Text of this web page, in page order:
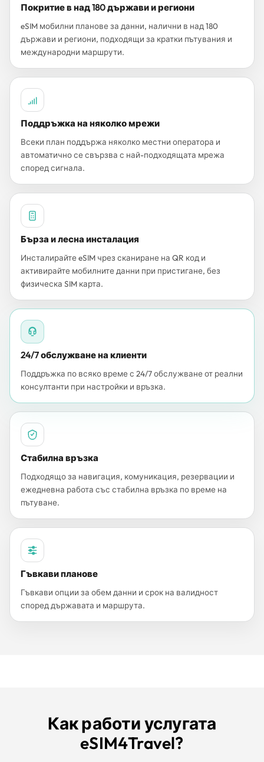
Покритие в над 180 държави и региони
eSIM мобилни планове за данни, налични в над 180
държави и региони, подходящи за кратки пътувания и
международни маршрути.
Поддръжка на няколко мрежи
Всеки план поддържа няколко местни оператора и
автоматично се свързва с най-подходящата мрежа
според сигнала.
Бърза и лесна инсталация
Инсталирайте eSIM чрез сканиране на QR код и
активирайте мобилните данни при пристигане, без
физическа SIM карта.
24/7 обслужване на клиенти
Поддръжка по всяко време с 24/7 обслужване от реални
консултанти при настройки и връзка.
Стабилна връзка
Подходящо за навигация, комуникация, резервации и
ежедневна работа със стабилна връзка по време на
пътуване.
Гъвкави планове
Гъвкави опции за обем данни и срок на валидност
според държавата и маршрута.
Как работи услугата
eSIM4Travel?